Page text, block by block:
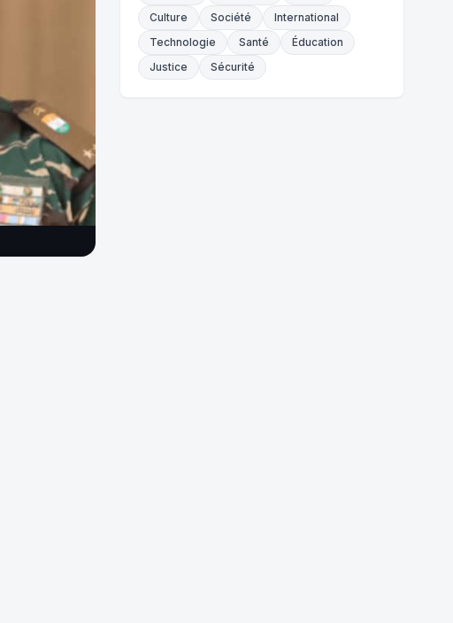
Culture
Société
International
Technologie
Santé
Éducation
Justice
Sécurité